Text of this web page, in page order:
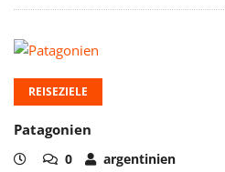
REISEZIELE
Patagonien
0 argentinien